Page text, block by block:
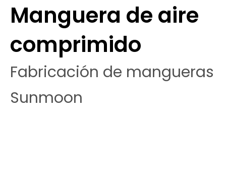
Manguera de aire
comprimido
Fabricación de mangueras
Sunmoon